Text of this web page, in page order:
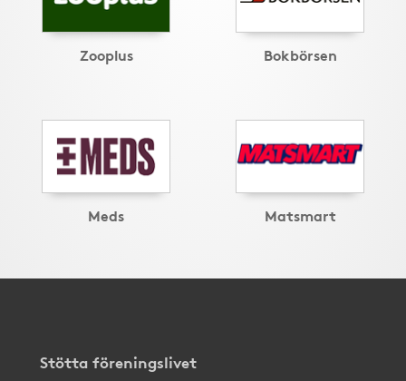
Zooplus Bokbörsen
Meds Matsmart
Stötta föreningslivet